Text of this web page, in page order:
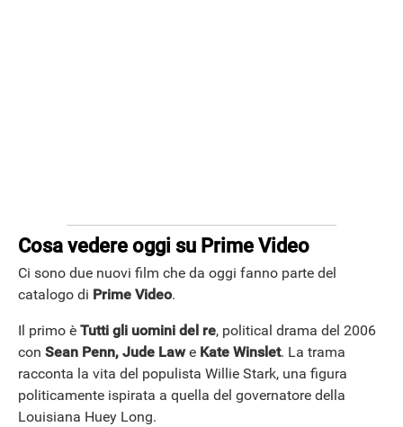
Cosa vedere oggi su Prime Video
Ci sono due nuovi film che da oggi fanno parte del
catalogo di Prime Video.
Il primo è Tutti gli uomini del re, political drama del 2006
con Sean Penn, Jude Lawe Kate Winslet. La trama
racconta la vita del populista Willie Stark, una figura
politicamente ispirata a quella del governatore della
Louisiana Huey Long.